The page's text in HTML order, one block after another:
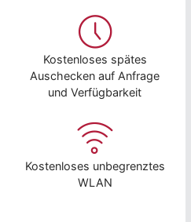
Kostenloses spätes
Auschecken auf Anfrage
und Verfügbarkeit
Kostenloses unbegrenztes
WLAN